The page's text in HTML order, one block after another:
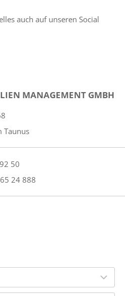
auch auf unseren Social
MANAGEMENT GMBH
Taunus
50
24 888